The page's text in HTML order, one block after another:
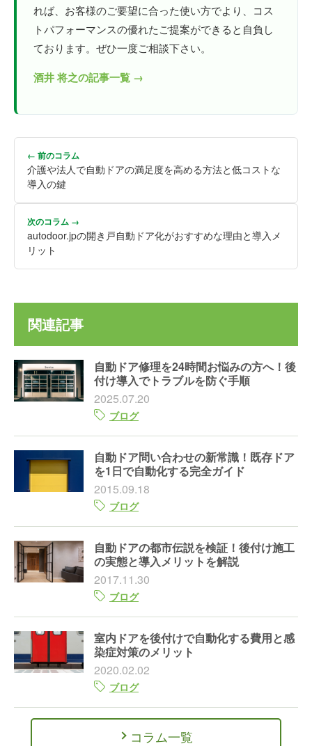
れば、お客様のご要望に合った使い方でより、コス
トパフォーマンスの優れたご提案ができると自負し
ております。ぜひ一度ご相談下さい。
酒井 将之の記事一覧 →
← 前のコラム
介護や法人で自動ドアの満足度を高める方法と低コストな
導入の鍵
次のコラム →
autodoor.jpの開き戸自動ドア化がおすすめな理由と導入メ
リット
関連記事
自動ドア修理を24時間お悩みの方へ！後
付け導入でトラブルを防ぐ手順
2025.07.20
ブログ
自動ドア問い合わせの新常識！既存ドア
を1日で自動化する完全ガイド
2015.09.18
ブログ
自動ドアの都市伝説を検証！後付け施工
の実態と導入メリットを解説
2017.11.30
ブログ
室内ドアを後付けで自動化する費用と感
染症対策のメリット
2020.02.02
ブログ
コラム一覧